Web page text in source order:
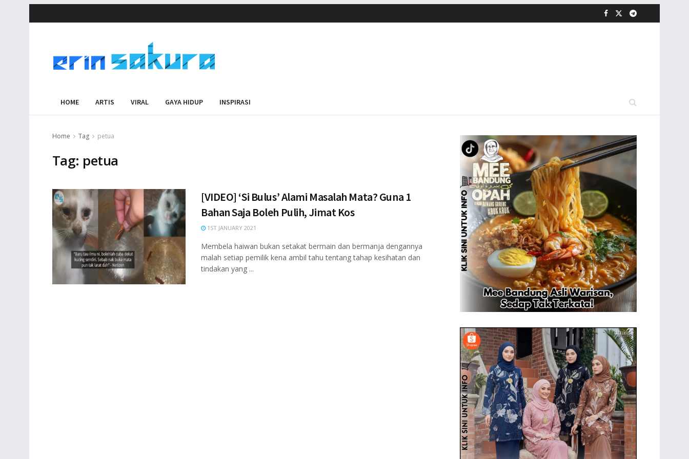
HOME ARTIS VIRAL GAYA HIDUP INSPIRASI
Home Tag petua
Tag: petua
[VIDEO] ‘Si Bulus’ Alami Masalah Mata? Guna 1
Bahan Saja Boleh Pulih, Jimat Kos
1ST JANUARY 2021
Membela haiwan bukan setakat bermain dan bermanja dengannya
malah setiap pemilik kena ambil tahu tentang tahap kesihatan dan
tindakan yang ...